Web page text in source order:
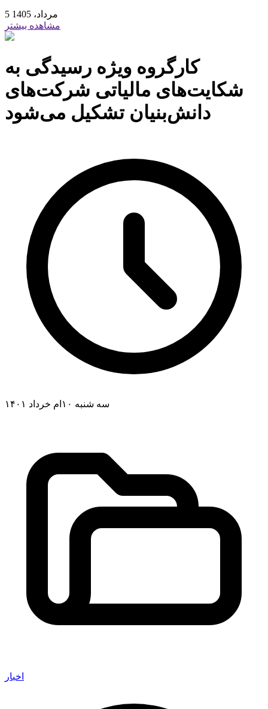
5 مرداد، 1405
مشاهده بیشتر
کارگروه ویژه رسیدگی به
شکایت‌های مالیاتی شرکت‌های
دانش‌بنیان تشکیل می‌شود
سه شنبه ۱۰ام خرداد ۱۴۰۱
اخبار